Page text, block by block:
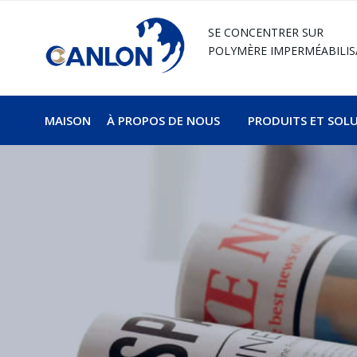
SE CONCENTRER SUR
POLYMÈRE
MAISON À PROPOS DE NOUS PRODUITS ET